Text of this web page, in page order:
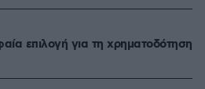
επιλογή για τη χρηματοδότηση